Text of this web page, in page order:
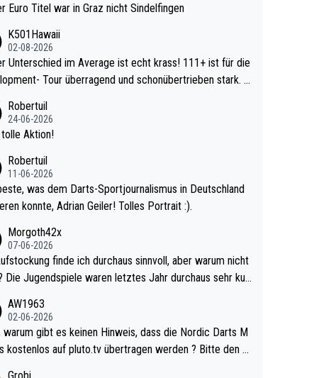
Euro Titel war in Graz nicht Sindelfingen
K501Hawaii
02-08-2026
im Average ist echt krass! 111+ ist für die
Tour überragend und schonübertrieben stark. U
Da gewinnst keinen Blumentopf - ist ja n
eines Kreisligisten vs einem Bu
Robertuil
24-06-2026
tolle Aktion!
Robertuil
11-06-2026
was dem Darts-Sportjournalismus in Deutschland
konnte, Adrian Geiler! Tolles Portrait :).
Morgoth42x
07-06-2026
finde ich durchaus sinnvoll, aber warum nicht
kur
Somit ändert die automatische Qualifikation des Weltm
Ich denke sie wollen damit für nächste
AW1963
02-06-2026
kostenlos auf pluto.tv übertragen werden ? Bitte den A